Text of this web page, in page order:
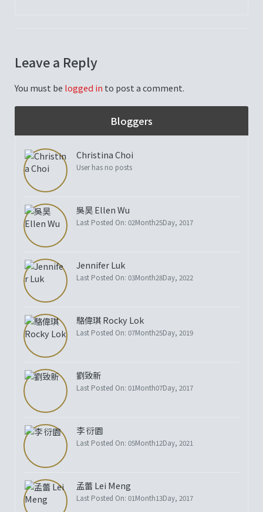
Leave a Reply
You must be logged in to post a comment.
Bloggers
Christina Choi
User has no posts
吳昊 Ellen Wu
Last Posted On: 02Month25Day, 2017
Jennifer Luk
Last Posted On: 03Month28Day, 2022
駱偉琪 Rocky Lok
Last Posted On: 07Month25Day, 2019
劉致新
Last Posted On: 01Month07Day, 2017
李 衍園
Last Posted On: 05Month12Day, 2021
孟蕾 Lei Meng
Last Posted On: 01Month13Day, 2017